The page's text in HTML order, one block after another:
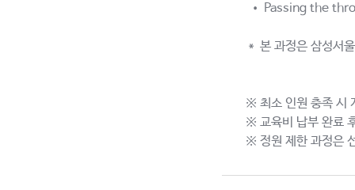
• Passing the
＊ 본 과정은 삼성서
※ 최소 인원 충족 시
※ 교육비 납부 완료
※ 정원 제한 과정은